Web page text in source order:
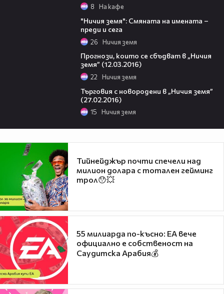
8 На кафе
"Ничия земя": Смяната на имената –
преди и сега
26 Ничия земя
Прогнози, които се сбъдват в „Ничия
земя” (12.03.2016)
22 Ничия земя
Търговия с новородени в „Ничия земя”
(27.02.2016)
15 Ничия земя
Тийнейджър почти спечели над
милион долара с тотален гейминг
трол😯💥
55 милиарда по-късно: EA вече
официално е собственост на
Саудитска Арабия💰